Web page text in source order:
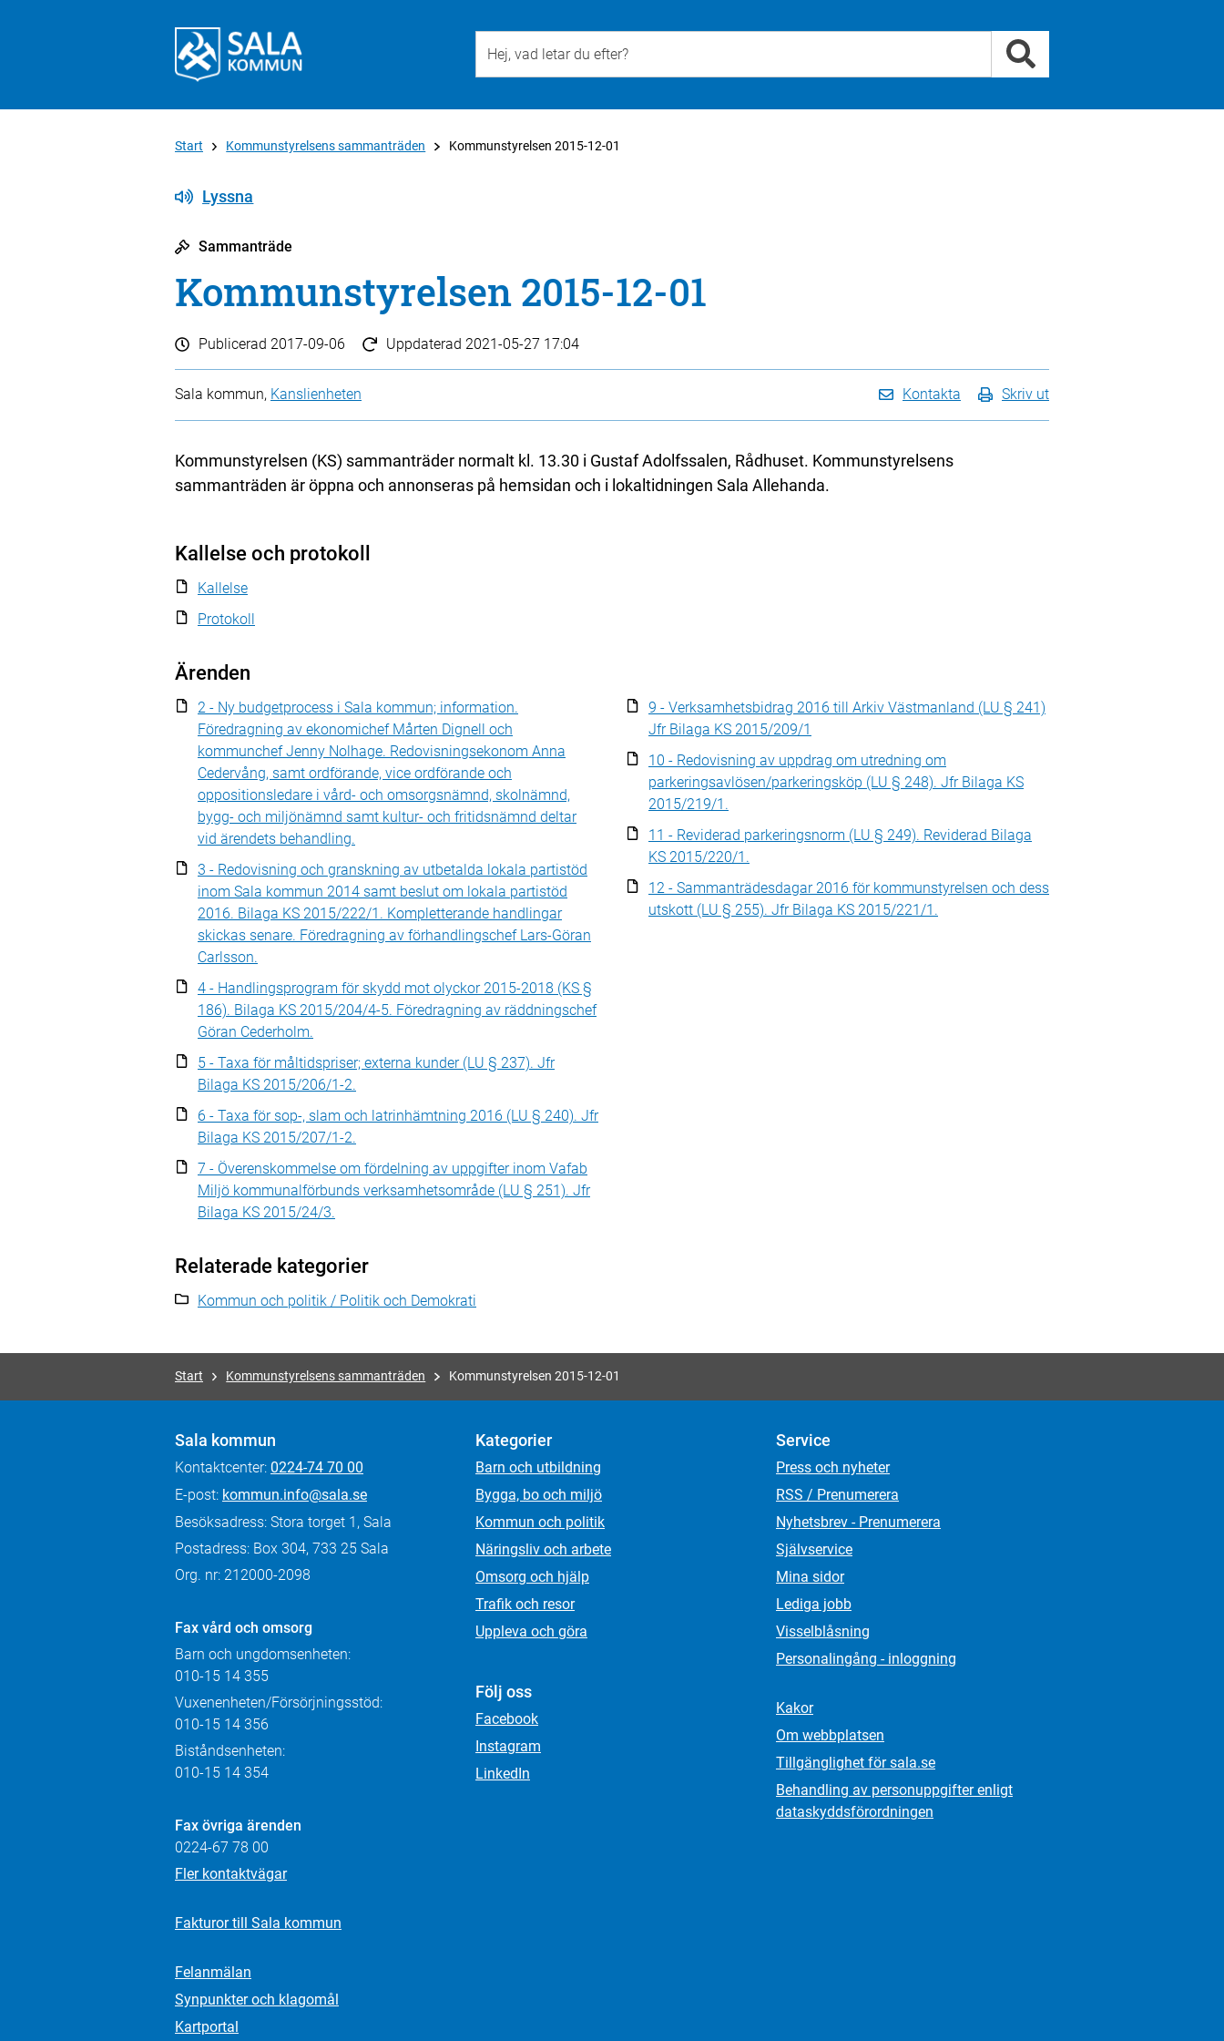
Start Kommunstyrelsens sammanträden Kommunstyrelsen 2015-12-01
Lyssna
Sammanträde
Kommunstyrelsen 2015-12-01
Publicerad 2017-09-06 Uppdaterad 2021-05-27 17:04
Sala kommun, Kanslienheten Kontakta Skriv ut
Kommunstyrelsen (KS) sammanträder normalt kl. 13.30 i Gustaf Adolfssalen, Rådhuset. Kommunstyrelsens
sammanträden är öppna och annonseras på hemsidan och i lokaltidningen Sala Allehanda.
Kallelse och protokoll
Kallelse
Protokoll
Ärenden
2 - Ny budgetprocess i Sala kommun; information.
Föredragning av ekonomichef Mårten Dignell och
kommunchef Jenny Nolhage. Redovisningsekonom Anna
Cedervång, samt ordförande, vice ordförande och
oppositionsledare i vård- och omsorgsnämnd, skolnämnd,
bygg- och miljönämnd samt kultur- och fritidsnämnd deltar
vid ärendets behandling.
3 - Redovisning och granskning av utbetalda lokala partistöd
inom Sala kommun 2014 samt beslut om lokala partistöd
2016. Bilaga KS 2015/222/1. Kompletterande handlingar
skickas senare. Föredragning av förhandlingschef Lars-Göran
Carlsson.
4 - Handlingsprogram för skydd mot olyckor 2015-2018 (KS §
186). Bilaga KS 2015/204/4-5. Föredragning av räddningschef
Göran Cederholm.
5 - Taxa för måltidspriser; externa kunder (LU § 237). Jfr
Bilaga KS 2015/206/1-2.
6 - Taxa för sop-, slam och latrinhämtning 2016 (LU § 240). Jfr
Bilaga KS 2015/207/1-2.
7 - Överenskommelse om fördelning av uppgifter inom Vafab
Miljö kommunalförbunds verksamhetsområde (LU § 251). Jfr
Bilaga KS 2015/24/3.
9 - Verksamhetsbidrag 2016 till Arkiv Västmanland (LU § 241)
Jfr Bilaga KS 2015/209/1
10 - Redovisning av uppdrag om utredning om
parkeringsavlösen/parkeringsköp (LU § 248). Jfr Bilaga KS
2015/219/1.
11 - Reviderad parkeringsnorm (LU § 249). Reviderad Bilaga
KS 2015/220/1.
12 - Sammanträdesdagar 2016 för kommunstyrelsen och dess
utskott (LU § 255). Jfr Bilaga KS 2015/221/1.
Relaterade kategorier
Kommun och politik / Politik och Demokrati
Start Kommunstyrelsens sammanträden Kommunstyrelsen 2015-12-01
Sala kommun
Kontaktcenter: 0224-74 70 00
E-post: kommun.info@sala.se
Besöksadress: Stora torget 1, Sala
Postadress: Box 304, 733 25 Sala
Org. nr: 212000-2098
Fax vård och omsorg
Barn och ungdomsenheten:
010-15 14 355
Vuxenenheten/Försörjningsstöd:
010-15 14 356
Biståndsenheten:
010-15 14 354
Fax övriga ärenden
0224-67 78 00
Fler kontaktvägar
Fakturor till Sala kommun
Felanmälan
Synpunkter och klagomål
Kartportal
Kategorier
Barn och utbildning
Bygga, bo och miljö
Kommun och politik
Näringsliv och arbete
Omsorg och hjälp
Trafik och resor
Uppleva och göra
Följ oss
Facebook
Instagram
LinkedIn
Service
Press och nyheter
RSS / Prenumerera
Nyhetsbrev - Prenumerera
Självservice
Mina sidor
Lediga jobb
Visselblåsning
Personalingång - inloggning
Kakor
Om webbplatsen
Tillgänglighet för sala.se
Behandling av personuppgifter enligt
dataskydds­förordningen